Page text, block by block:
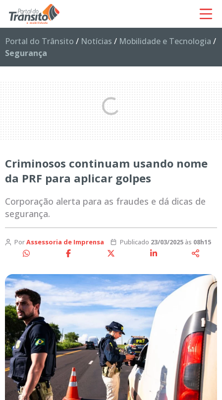
Portal do Trânsito / Notícias / Mobilidade e Tecnologia /
Segurança
Criminosos continuam usando nome
da PRF para aplicar golpes
Corporação alerta para as fraudes e dá dicas de
segurança.
PorAssessoria de Imprensa Publicado 23/03/2025às 08h15